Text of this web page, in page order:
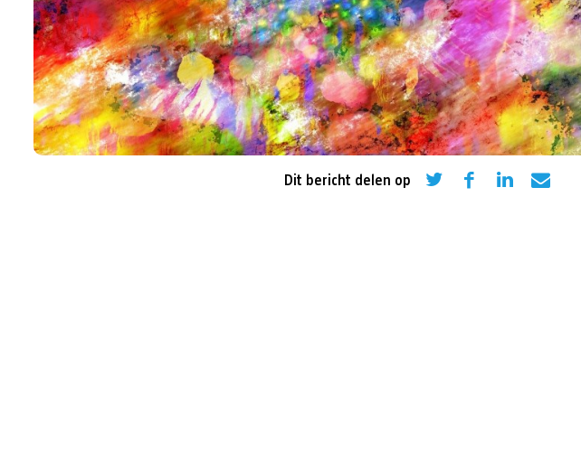
Training en ontwikkeling
Mobiliteit
Bouwen en
wonen
Financiële sector
Asiel en migratie
Digitaal
Sport
Dit bericht delen op